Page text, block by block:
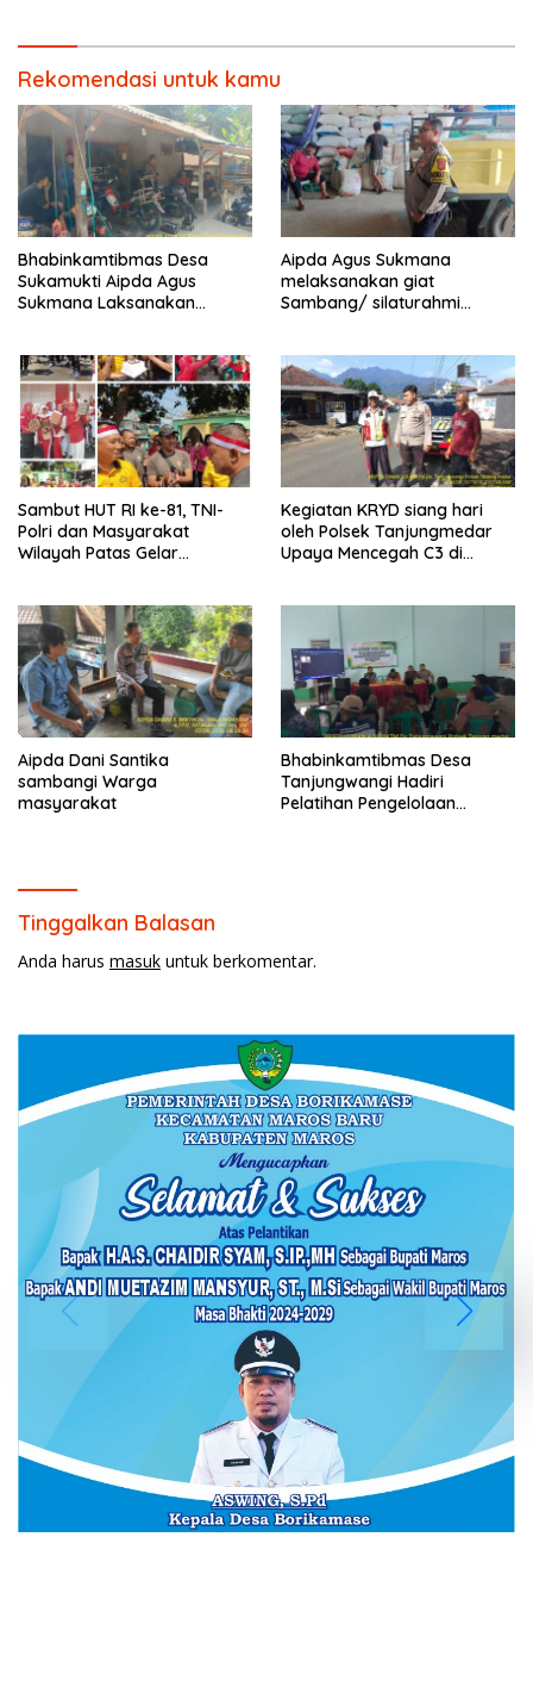
Rekomendasi untuk kamu
Bhabinkamtibmas Desa
Sukamukti Aipda Agus
Sukmana Laksanakan
Rangka BEYOND TRUST
PRESISI.
Aipda Agus Sukmana
melaksanakan giat
Sambang/ silaturahmi
Sambut HUT RI ke-81, TNI-
Polri dan Masyarakat
Wilayah Patas Gelar
Kegiatan KRYD siang hari
oleh Polsek Tanjungmedar
Upaya Mencegah C3 di
Aipda Dani Santika
sambangi Warga
masyarakat
Bhabinkamtibmas Desa
Tanjungwangi Hadiri
Pelatihan Pengelolaan
Tinggalkan Balasan
Anda harus masuk untuk berkomentar.